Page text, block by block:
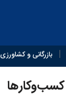
بازرگانی و کشاورزی